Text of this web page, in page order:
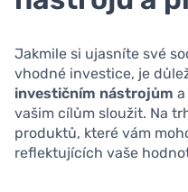
Jakmile si ujasníte své
vhodné investice, je
investičním nástrojům a
vašim cílům sloužit. Na
produktů, které vám
reflektujících vaše